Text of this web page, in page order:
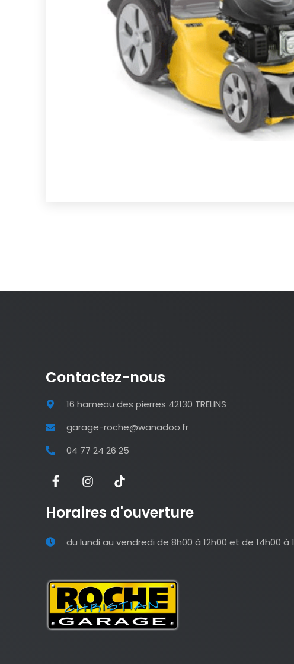
Contactez-nous
16 hameau des pierres 42130 TRELINS
garage-roche@wanadoo.fr
04 77 24 26 25
Horaires d'ouverture
du lundi au vendredi de 8h00 à 12h00 et de 14h00 à